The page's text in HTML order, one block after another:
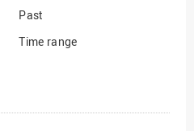
Past
Time range